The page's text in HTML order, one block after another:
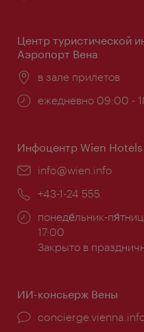
Центр туристической
Аэропорт Вена
Расположение:
в зале прилетов
Часы
ежедневно 09:00 -
Инфоцентр Wien
Эл.
info@wien.info
Телефон:
+43-1-24 555
Часы
работы:
понеде́льник-
17:00
Закрыто в
ИИ-консьерж Вены